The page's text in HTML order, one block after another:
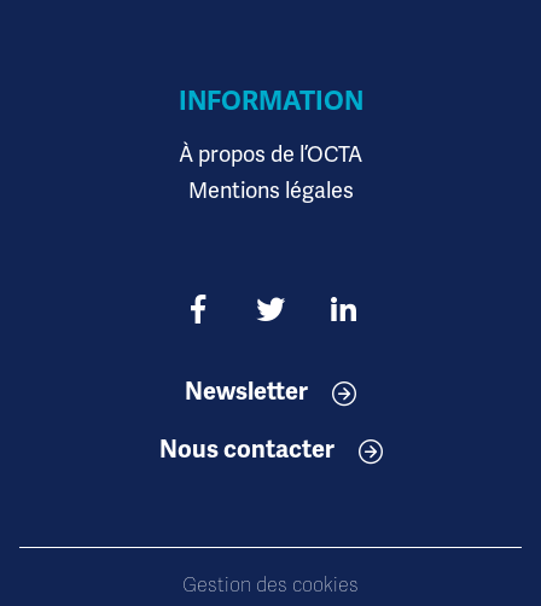
INFORMATION
À propos de l’OCTA
Mentions légales
Newsletter
Nous contacter
Gestion des cookies